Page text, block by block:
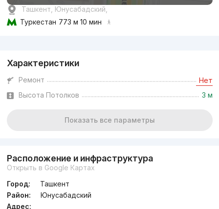
Ташкент, Юнусабадский,
Туркестан 773 м 10 мин
Характеристики
Ремонт Нет
Высота Потолков 3 м
Показать все параметры
Расположение и инфраструктура
Открыть в Google Картах
Город:
Ташкент
Район:
Юнусабадский
Адрес: